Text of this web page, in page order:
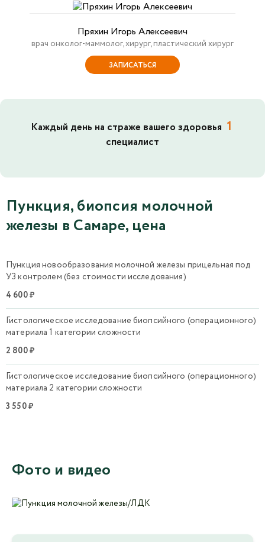
Пряхин Игорь Алексеевич
врач онколог-маммолог, хирург, пластический хирург
ЗАПИСАТЬСЯ
Каждый день на страже вашего здоровья 1
специалист
Пункция, биопсия молочной
железы в Самаре, цена
Пункция новообразования молочной железы прицельная под
УЗ контролем (без стоимости исследования)
4 600 ₽
Гистологическое исследование биопсийного (операционного)
материала 1 категории сложности
2 800 ₽
Гистологическое исследование биопсийного (операционного)
материала 2 категории сложности
3 550 ₽
Фото и видео